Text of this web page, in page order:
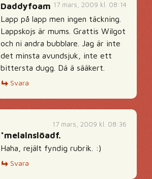
17 mars, 2009 kl. 08:14
Daddyfoam
Lapp på lapp men ingen täckning.
Lappskojs är mums. Grattis Wilgot
och ni andra bubblare. Jag är inte
det minsta avundsjuk, inte ett
bittersta dugg. Dä ä sääkert.
Svara
17 mars, 2009 kl. 08:36
*melalnslöadf.
Haha, rejält fyndig rubrik. :)
Svara